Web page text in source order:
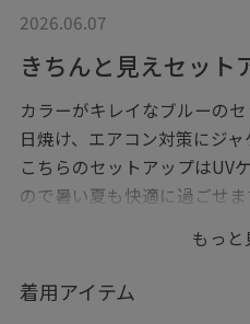
2026.06.07
きちんと見えセット
カラーがキレイなブルーのセ
日焼け、エアコン対策にジャ
こちらのセットアップはUV
ので暑い夏も快適に過ごせ
締め付け感もありません♪
きちんと感があるけどリラッ
もっと
着用アイテム